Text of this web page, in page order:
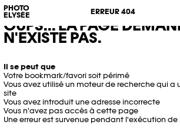
PHOTO
ELYSÉE
ERREUR 404
OUPS... LA PAGE
N'EXISTE PAS.
Il se peut que
Votre bookmark/favori soit périmé
Vous avez utilisé un moteur de recherche qui a
site
Vous avez introduit une adresse incorrecte
Vous n'avez pas accès à cette page
Une erreur est survenue pendant l'exécution